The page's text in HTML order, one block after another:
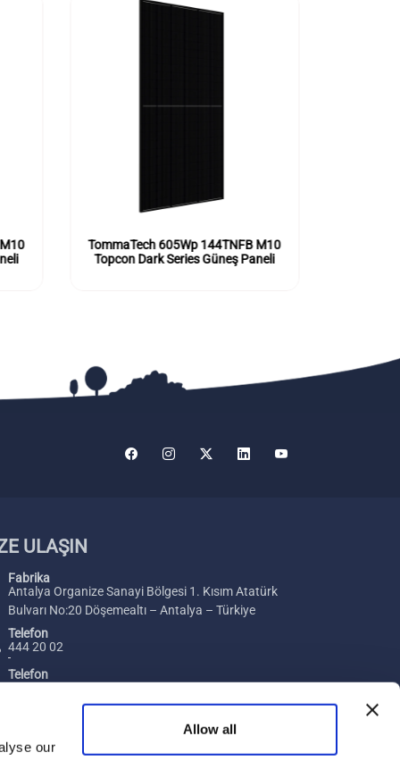
our
Allow all
TommaTech 605Wp 144TNFB M10
Topcon Dark Series Güneş Paneli
ULAŞIN
Fabrika
Antalya Organize Sanayi Bölgesi 1. Kısım Atatürk
Bulvarı No:20 Döşemealtı – Antalya – Türkiye
Telefon
444 20 02
Telefon
+ 90 242 229 00 74